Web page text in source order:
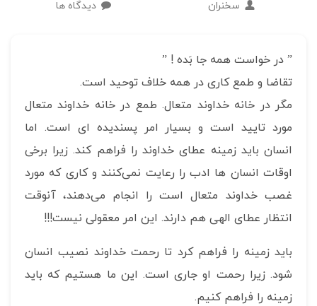
سخنران دیدگاه ها
” در خواست همه جا بَده ! ”
تقاضا و طمع کاری در همه خلاف توحید است.
مگر در خانه خداوند متعال. طمع در خانه خداوند متعال
مورد تایید است و بسیار امر پسندیده ای است. اما
انسان باید زمینه عطای خداوند را فراهم کند. زیرا برخی
اوقات انسان ها ادب را رعایت نمی‌کنند و کاری که مورد
غصب خداوند متعال است را انجام می‌دهند، آنوقت
انتظار عطای الهی هم دارند. این امر معقولی نیست!!!
باید زمینه را فراهم کرد تا رحمت خداوند نصیب انسان
شود. زیرا رحمت او جاری است. این ما هستیم که باید
زمینه را فراهم کنیم.